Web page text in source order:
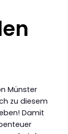
Münster
zu diesem
Damit